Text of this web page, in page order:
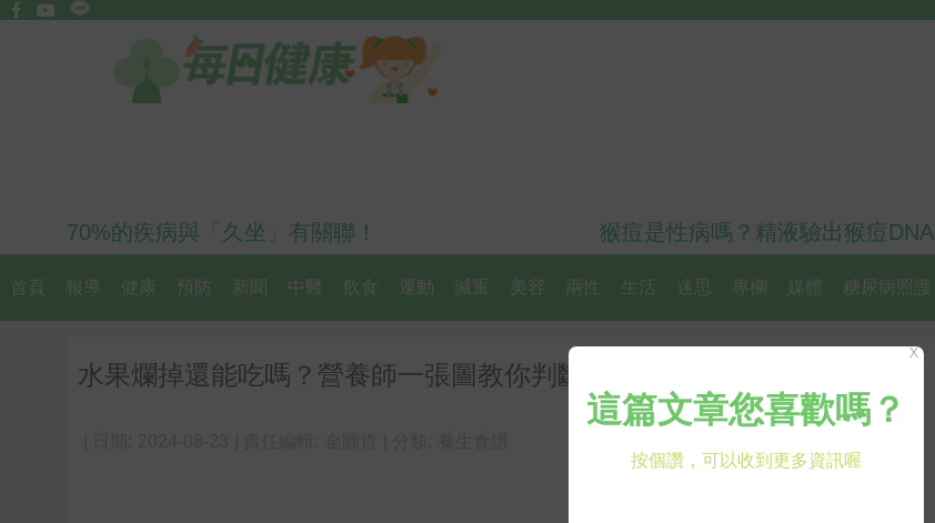
70%的疾病與「久坐」有關聯！ 猴痘是性病嗎？精液驗出猴痘DNA
首頁 報導 健康 預防 新聞 中醫 飲食 運動 減重 美容 兩性 生活 迷思 專欄 媒體 糖尿病照護
水果爛掉還能吃嗎？營養師一張圖教你判斷：「1情況」絕對不能吃
X